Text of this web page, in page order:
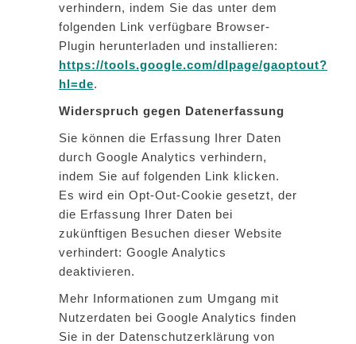
verhindern, indem Sie das unter dem
folgenden Link verfügbare Browser-
Plugin herunterladen und installieren:
https://tools.google.com/dlpage/gaoptout?
hl=de.
Widerspruch gegen Datenerfassung
Sie können die Erfassung Ihrer Daten
durch Google Analytics verhindern,
indem Sie auf folgenden Link klicken.
Es wird ein Opt-Out-Cookie gesetzt, der
die Erfassung Ihrer Daten bei
zukünftigen Besuchen dieser Website
verhindert: Google Analytics
deaktivieren.
Mehr Informationen zum Umgang mit
Nutzerdaten bei Google Analytics finden
Sie in der Datenschutzerklärung von